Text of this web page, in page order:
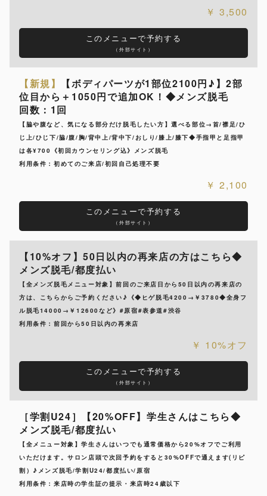
3,500
このメニューで予約する
（外部サイト）
【新規】
【ボディパーツが1部位2100円♪】2部
位目から＋1050円で追加OK！◆メンズ脱毛
回数：1回
【脇や腹など、気になる部分だけ脱毛したい方】選べる部位→首/襟足/ひ
じ上/ひじ下/脇/腹/胸/背中上/背中下/おしり/膝上/膝下◆手指甲と足指甲
は各¥700《初回カウンセリング込》メンズ脱毛
利用条件：初めてのご来店/初回自己処理不要
2,100
このメニューで予約する
（外部サイト）
【10%オフ】50日以内の再来店の方はこちら◆
メンズ脱毛/都度払い
【全メンズ脱毛メニュー対象】前回のご来店日から50日以内の再来店の
方は、こちらからご予約ください♪《◆ヒゲ脱毛4200→￥3780◆全身フ
ル脱毛14000→￥12600など》#原宿#表参道#渋谷
利用条件：前回から50日以内の再来店
10%オフ
このメニューで予約する
（外部サイト）
［学割U24］【20%OFF】学生さんはこちら◆
メンズ脱毛/都度払い
【全メニュー対象】学生さんはいつでも通常価格から20%オフでご利用
いただけます。サロン店頭で次回予約をすると30%OFFで通えます(リピ
割）♪メンズ脱毛/学割U24/都度払い/原宿
利用条件：来店時の学生証の提示・来店時24歳以下